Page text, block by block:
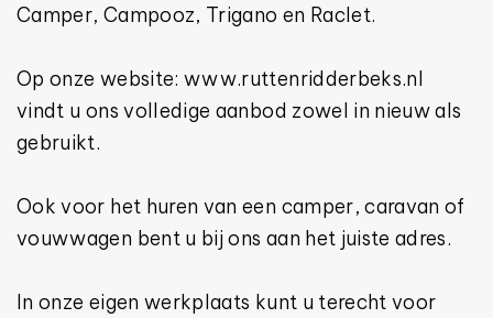
Camper, Campooz, Trigano en Raclet.
Op onze website: www.ruttenridderbeks.nl
vindt u ons volledige aanbod zowel in nieuw als
gebruikt.
Ook voor het huren van een camper, caravan of
vouwwagen bent u bij ons aan het juiste adres.
In onze eigen werkplaats kunt u terecht voor